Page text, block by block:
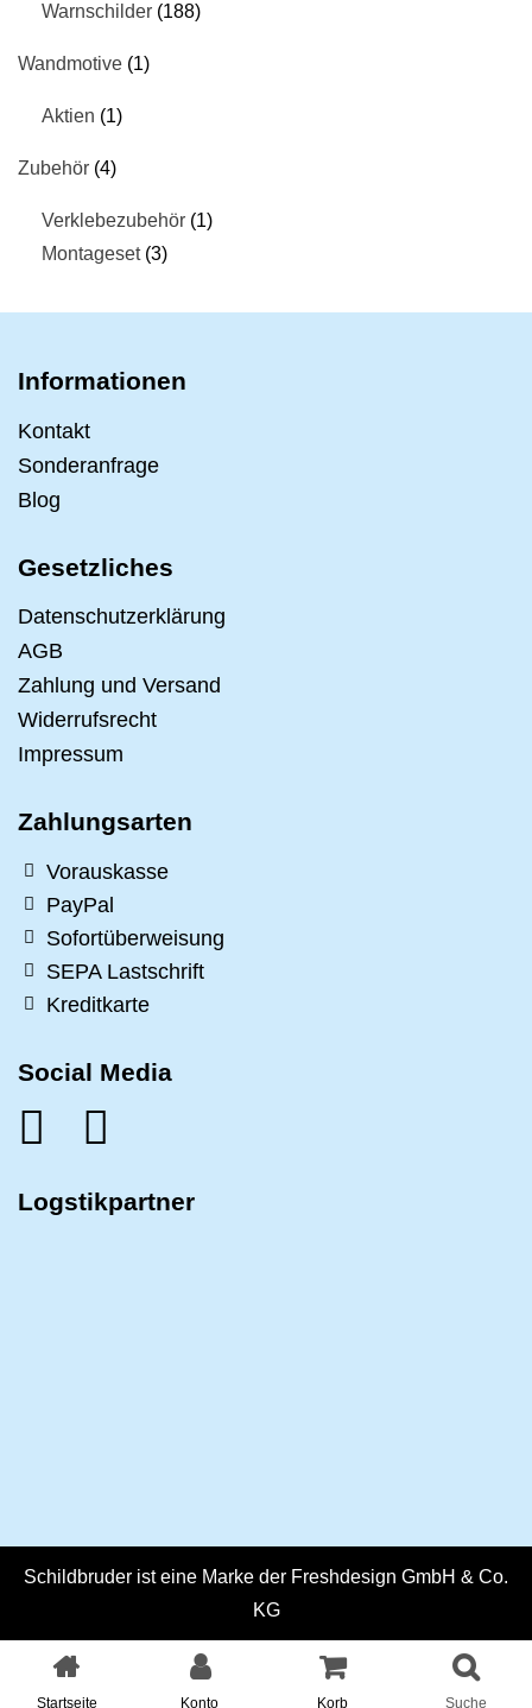
Warnschilder 188
Wandmotive 1
Aktien 1
Zubehör 4
Verklebezubehör 1
Montageset 3
Informationen
Kontakt
Sonderanfrage
Blog
Gesetzliches
Datenschutzerklärung
AGB
Zahlung und Versand
Widerrufsrecht
Impressum
Zahlungsarten
Vorauskasse
PayPal
Sofortüberweisung
SEPA Lastschrift
Kreditkarte
Social Media
Logstikpartner
Schildbruder ist eine Marke der Freshdesign GmbH & Co.
KG
Konzept, Gestaltung und Umsetzung der Webseite:
www.freshdesign.de
Startseite Konto Korb Suche